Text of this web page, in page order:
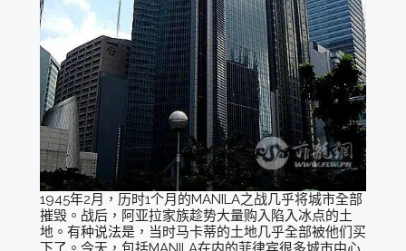
1945年2月，历时1个月的MANILA之战几乎将城市全部
摧毁。战后，阿亚拉家族趁势大量购入陷入冰点的土
地。有种说法是，当时马卡蒂的土地几乎全部被他们买